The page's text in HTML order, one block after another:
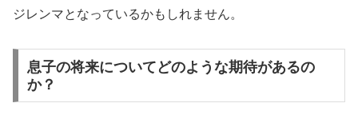
ジレンマとなっているかもしれません。
息子の将来についてどのような期待があるの
か？